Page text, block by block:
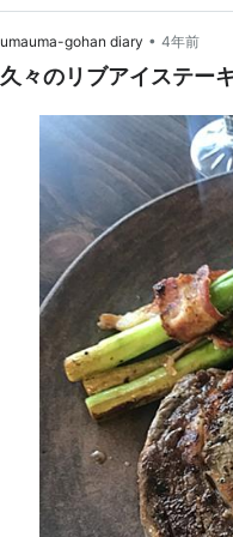
umauma-gohan diary • 4年前
久々のリブアイステー